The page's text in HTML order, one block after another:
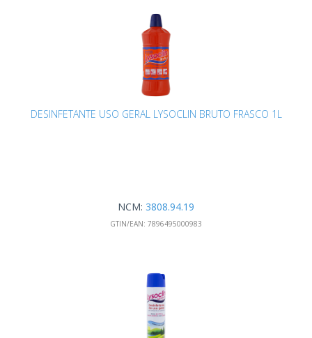
DESINFETANTE USO GERAL LYSOCLIN BRUTO FRASCO 1L
NCM: 3808.94.19
GTIN/EAN: 7896495000983